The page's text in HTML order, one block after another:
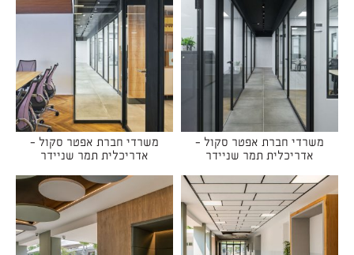
משרדי חברת אפטר סקול -
אדריכלית תמר שניידר
משרדי חברת אפטר סקול -
אדריכלית תמר שניידר